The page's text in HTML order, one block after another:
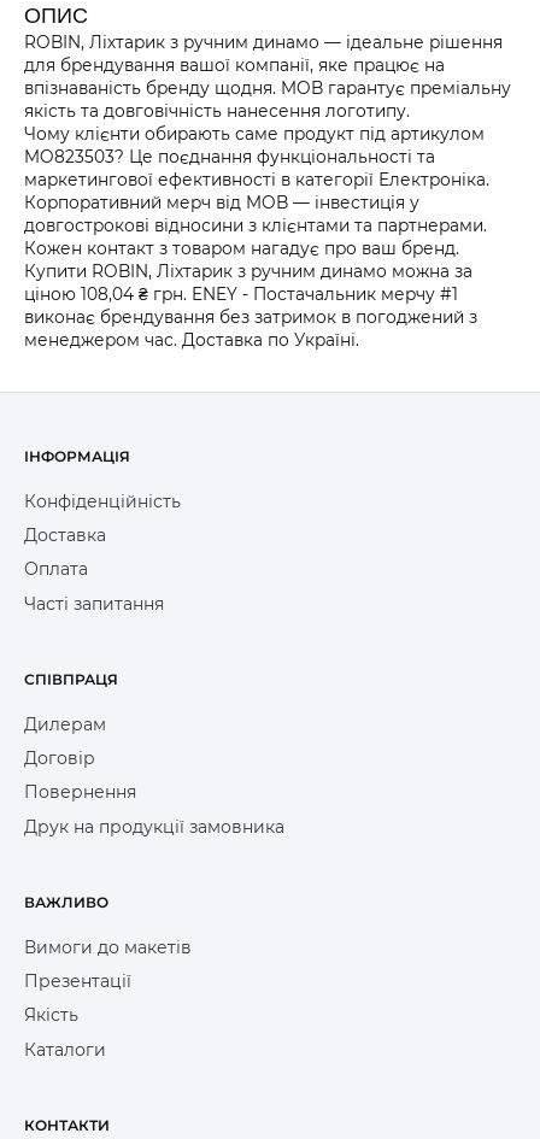
ОПИС
ROBIN, Ліхтарик з ручним динамо — ідеальне рішення
для брендування вашої компанії, яке працює на
впізнаваність бренду щодня. MOB гарантує преміальну
якість та довговічність нанесення логотипу.
Чому клієнти обирають саме продукт під артикулом
MO823503? Це поєднання функціональності та
маркетингової ефективності в категорії Електроніка.
Корпоративний мерч від MOB — інвестиція у
довгострокові відносини з клієнтами та партнерами.
Кожен контакт з товаром нагадує про ваш бренд.
Купити ROBIN, Ліхтарик з ручним динамо можна за
ціною 108,04 ₴ грн. ENEY - Постачальник мерчу #1
виконає брендування без затримок в погоджений з
менеджером час. Доставка по Україні.
ІНФОРМАЦІЯ
Конфіденційність
Доставка
Оплата
Часті запитання
СПІВПРАЦЯ
Дилерам
Договір
Повернення
Друк на продукції замовника
ВАЖЛИВО
Вимоги до макетів
Презентації
Якість
Каталоги
КОНТАКТИ